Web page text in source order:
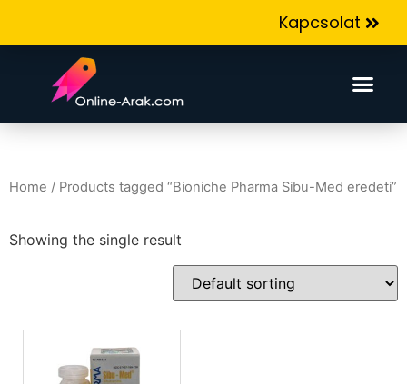
Kapcsolat
Home / Products tagged “Bioniche Pharma Sibu-Med eredeti”
Showing the single result